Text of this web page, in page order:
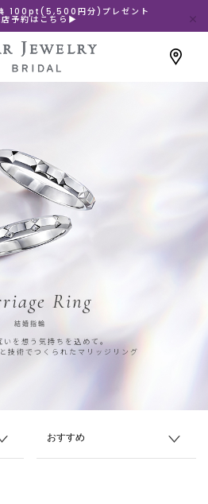
典 100pt(5,500円分)プレゼント
店予約はこちら▶
Ring
結婚指輪
いを想う気持ちを込めて。
技術でつくられたマリッジリング